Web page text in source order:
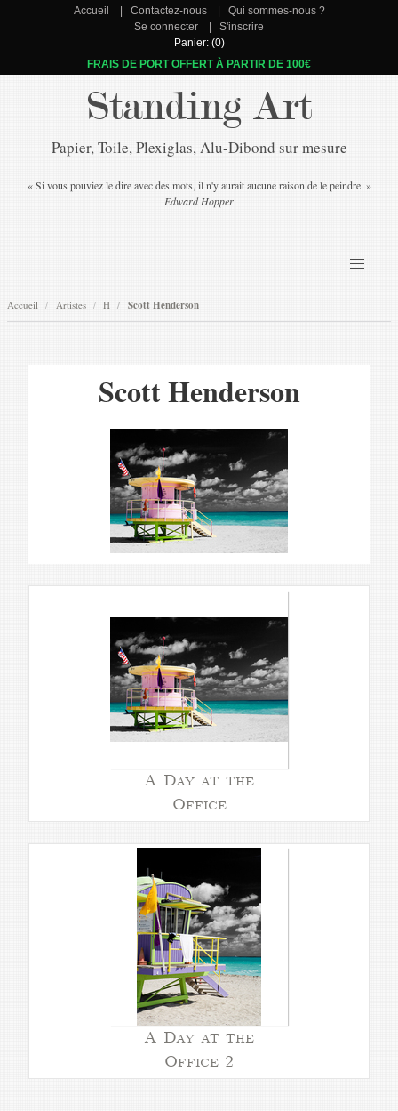
Accueil Contactez-nous
Qui sommes-nous ?
Se connecter
S'inscrire
Panier: (0)
FRAIS DE PORT OFFERT À PARTIR DE 100€
Standing Art
Papier, Toile, Plexiglas, Alu-Dibond sur mesure
« Si vous pouviez le dire avec des mots, il n'y aurait aucune raison de le peindre. »
Edward Hopper
Accueil Artistes H Scott Henderson
Scott Henderson
A Day at the
Office
A Day at the
Office 2